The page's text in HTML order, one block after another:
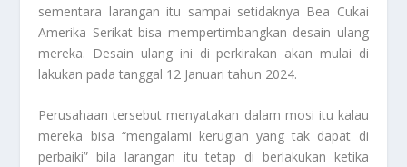
sementara larangan itu sampai setidaknya Bea Cukai
Amerika Serikat bisa mempertimbangkan desain ulang
mereka. Desain ulang ini di perkirakan akan mulai di
lakukan pada tanggal 12 Januari tahun 2024.
Perusahaan tersebut menyatakan dalam mosi itu kalau
mereka bisa “mengalami kerugian yang tak dapat di
perbaiki” bila larangan itu tetap di berlakukan ketika